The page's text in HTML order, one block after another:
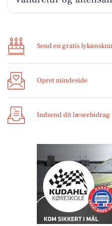
Send en gratis
Opret mindeside
Indsend dit læserbidrag